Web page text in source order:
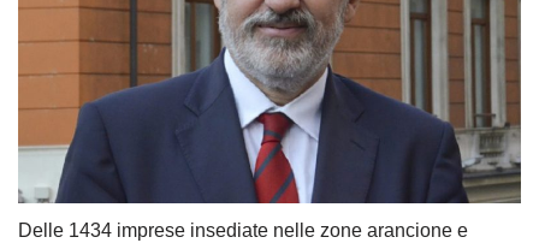
Delle 1434 imprese insediate nelle zone arancione e